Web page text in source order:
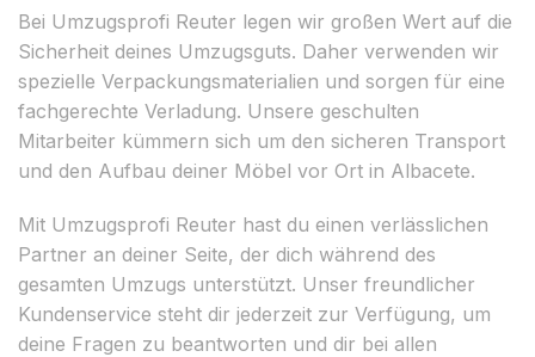
Bei Umzugsprofi Reuter legen wir großen Wert auf die
Sicherheit deines Umzugsguts. Daher verwenden wir
spezielle Verpackungsmaterialien und sorgen für eine
fachgerechte Verladung. Unsere geschulten
Mitarbeiter kümmern sich um den sicheren Transport
und den Aufbau deiner Möbel vor Ort in Albacete.
Mit Umzugsprofi Reuter hast du einen verlässlichen
Partner an deiner Seite, der dich während des
gesamten Umzugs unterstützt. Unser freundlicher
Kundenservice steht dir jederzeit zur Verfügung, um
deine Fragen zu beantworten und dir bei allen